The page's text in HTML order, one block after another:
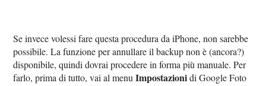
Se invece volessi fare questa procedura da iPhone, non sarebbe
possibile. La funzione per annullare il backup non è (ancora?)
disponibile, quindi dovrai procedere in forma più manuale. Per
farlo, prima di tutto, vai al menuImpostazionidi Google Foto